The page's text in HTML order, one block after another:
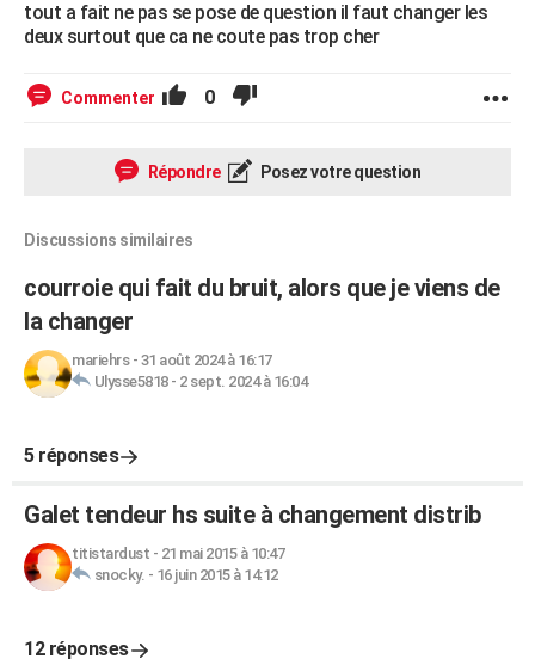
tout a fait ne pas se pose de question il faut changer les
deux surtout que ca ne coute pas trop cher
Commenter 0
Répondre Posez votre question
Discussions similaires
courroie qui fait du bruit, alors que je viens de
la changer
mariehrs- 31 août 2024 à 16:17
Ulysse5818- 2 sept. 2024 à 16:04
5 réponses
Galet tendeur hs suite à changement distrib
titistardust - 21 mai 2015 à 10:47
snocky. - 16 juin 2015 à 14:12
12 réponses